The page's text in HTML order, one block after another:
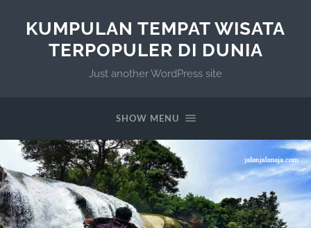
KUMPULAN TEMPAT WISATA
TERPOPULER DI DUNIA
Just another WordPress site
SHOW MENU